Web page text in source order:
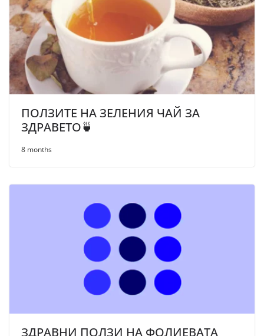
ПОЛЗИТЕ НА ЗЕЛЕНИЯ ЧАЙ ЗА
ЗДРАВЕТО🍵
8 months
ЗДРАВНИ ПОЛЗИ НА ФОЛИЕВАТА